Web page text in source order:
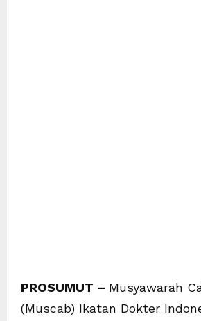
PROSUMUT – Musyawarah
(Muscab) Ikatan Dokter